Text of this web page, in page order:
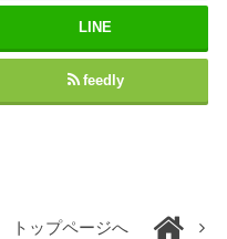
LINE
feedly
トップページへ